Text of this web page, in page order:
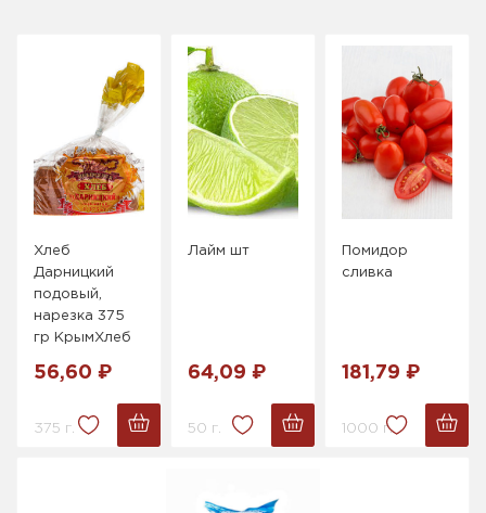
Хлеб
Дарницкий
подовый,
нарезка 375
гр КрымХлеб
56,60 ₽
375 г.
Лайм шт
64,09 ₽
50 г.
Помидор
сливка
181,79 ₽
1000 г.